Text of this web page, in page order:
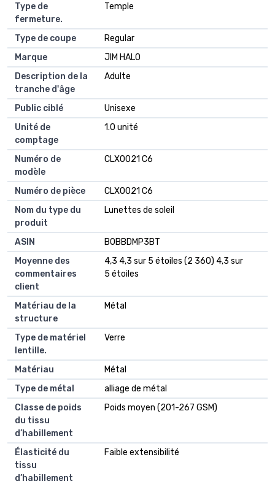
Type de
fermeture.
Temple
Type de coupe
Regular
Marque
JIM HALO
Description de la
tranche d'âge
Adulte
Public ciblé
Unisexe
Unité de
comptage
1.0 unité
Numéro de
modèle
CLX0021 C6
Numéro de pièce
CLX0021 C6
Nom du type du
produit
Lunettes de soleil
ASIN
B0BBDMP3BT
Moyenne des
commentaires
client
4,3 4,3 sur 5 étoiles (2 360) 4,3 sur
5 étoiles
Matériau de la
structure
Métal
Type de matériel
lentille.
Verre
Matériau
Métal
Type de métal
alliage de métal
Classe de poids
du tissu
d’habillement
Poids moyen (201-267 GSM)
Élasticité du
tissu
d’habillement
Faible extensibilité